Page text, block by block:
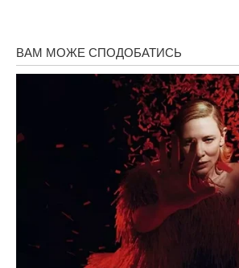
– У великому бізнесі канікул не буває,
Людина радянського гарту, він так і не
що я працюю “на буржуїв”.
У мене вже дозрів план. Якщо завтра
встигну до райцентру, на ранкову
їзди до нашого міста – і я накрию
Ніч не спала від важких думок.